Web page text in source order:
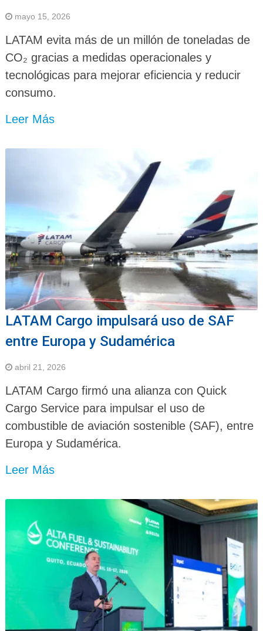
mayo 15, 2026
LATAM evita más de un millón de toneladas de
CO₂ gracias a medidas operacionales y
tecnológicas para mejorar eficiencia y reducir
consumo.
Leer Más
LATAM Cargo impulsará uso de SAF
entre Europa y Sudamérica
abril 21, 2026
LATAM Cargo firmó una alianza con Quick
Cargo Service para impulsar el uso de
combustible de aviación sostenible (SAF), entre
Europa y Sudamérica.
Leer Más